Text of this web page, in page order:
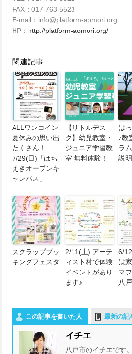
FAX：017-763-5523
E-mail：info@platform-aomori.org
HP： http://platform-aomori.org/
関連記事
ALLワンコイン
夏休みの思い出
たくさん！
7/29(日)「はち
えきオープンキ
ャンバス」
【リトルデス
ク】幼児教室・
ジュニア学習教
室 無料体験！
は
♪教
ラ
説
スクラップブッ
キングフェスタ
2/11(土) アーテ
ィスト村で体験
イベントがあり
ます♪
6/
は
マ
八
この記事を書いた人 最新の記
イチエ
八戸市のイチエです